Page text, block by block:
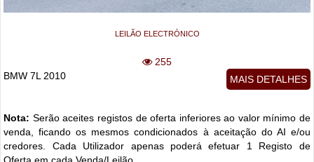
LEILÃO ELECTRÓNICO
255
MAIS DETALHES
BMW 7L 2010
Nota: Serão aceites registos de oferta inferiores ao valor mínimo de
venda, ficando os mesmos condicionados à aceitação do AI e/ou
credores. Cada Utilizador apenas poderá efetuar 1 Registo de